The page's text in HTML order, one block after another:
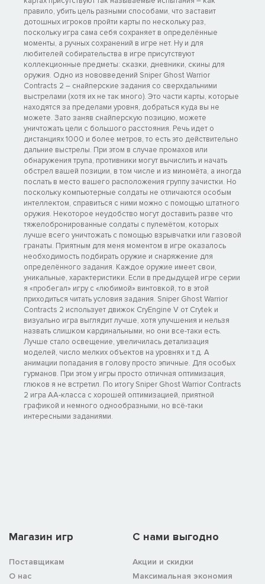
правило, убить цель разными способами, что заставит
дотошных игроков пройти карты по нескольку раз,
поскольку игра сама себя сохраняет в определённые
моменты, а ручных сохранений в игре нет. Ну и для
любителей собирательства в игре присутствуют
коллекционные предметы: сказки, дневники, скины для
оружия. Одно из нововведений Sniper Ghost Warrior
Contracts 2 – снайперские задания со сверхдальними
выстрелами (хотя их не так много). Это части карты, которые
находятся за пределами уровня, добраться куда вы не
можете. Зато заняв снайперскую позицию, можете
уничтожать цели с большого расстояния. Речь идет о
дистанциях 1000 и более метров, то есть это действительно
дальние выстрелы. При этом в случае промахов или
обнаружения трупа, противники могут вычислить и начать
обстрел вашей позиции, в том числе и из миномёта, а иногда
послать в место вашего расположения группу зачистки. Но
поскольку компьютерные солдаты не отличаются особым
интеллектом, справиться с ними можно с помощью штатного
оружия. Некоторое неудобство могут доставить разве что
тяжелобронированные солдаты с пулемётом, которых
лучше всего уничтожать с помощью взрывчатки или газовой
гранаты. Приятным для меня моментом в игре оказалось
необходимость подбирать оружие и снаряжение для
определённого задания. Каждое оружие имеет свои,
уникальные, характеристики. Если в предыдущей игре серии
я «пробегал» игру с «любимой» винтовкой, то в этой
приходиться читать условия задания. Sniper Ghost Warrior
Contracts 2 использует движок CryEngine V от Crytek и
визуально игра выглядит лучше, хотя улучшения и нельзя
назвать слишком кардинальными, но они все-таки есть.
Лучше стало освещение, увеличилась детализация
моделей, число мелких объектов на уровнях и т.д. А
анимации попадания в голову просто эпичные. Для особых
гурманов. При этом у игры просто отличная оптимизация,
глюков я не встретил. По итогу Sniper Ghost Warrior Contracts
2 игра АА-класса с хорошей оптимизацией, приятной
графикой и немного однообразными, но всё-таки
интересными заданиями.
Магазин игр
Поставщикам
О нас
C нами выгодно
Акции и скидки
Максимальная экономия